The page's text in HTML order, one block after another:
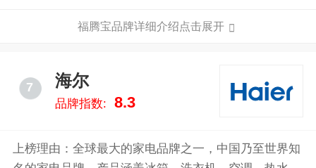
玻璃器皿及刀具。福腾宝品牌详细介绍点击展开
7 海尔
品牌指数: 8.3
上榜理由：全球最大的家电品牌之一，中国乃至世界知